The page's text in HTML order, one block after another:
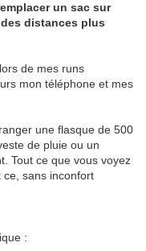
un sac sur
distances plus
de mes runs
mon téléphone et mes
une flasque de 500
de pluie ou un
Tout ce que vous voyez
sans inconfort
: